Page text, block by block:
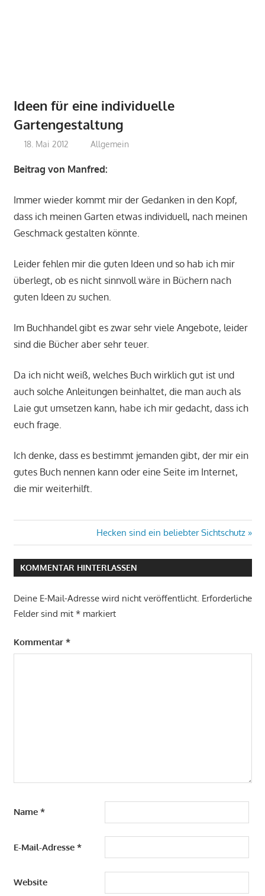
Ideen für eine individuelle
Gartengestaltung
18. Mai 2012 bloggergarten.de
Allgemein
Beitrag von Manfred:
Immer wieder kommt mir der Gedanken in den Kopf,
dass ich meinen Garten etwas individuell, nach meinen
Geschmack gestalten könnte.
Leider fehlen mir die guten Ideen und so hab ich mir
überlegt, ob es nicht sinnvoll wäre in Büchern nach
guten Ideen zu suchen.
Im Buchhandel gibt es zwar sehr viele Angebote, leider
sind die Bücher aber sehr teuer.
Da ich nicht weiß, welches Buch wirklich gut ist und
auch solche Anleitungen beinhaltet, die man auch als
Laie gut umsetzen kann, habe ich mir gedacht, dass ich
euch frage.
Ich denke, dass es bestimmt jemanden gibt, der mir ein
gutes Buch nennen kann oder eine Seite im Internet,
die mir weiterhilft.
Beitragsnavigation
Nächster
Beitrag:
Hecken sind ein beliebter Sichtschutz
KOMMENTAR HINTERLASSEN
Deine E-Mail-Adresse wird nicht veröffentlicht. Erforderliche
Felder sind mit *markiert
Kommentar *
Name *
E-Mail-Adresse *
Website